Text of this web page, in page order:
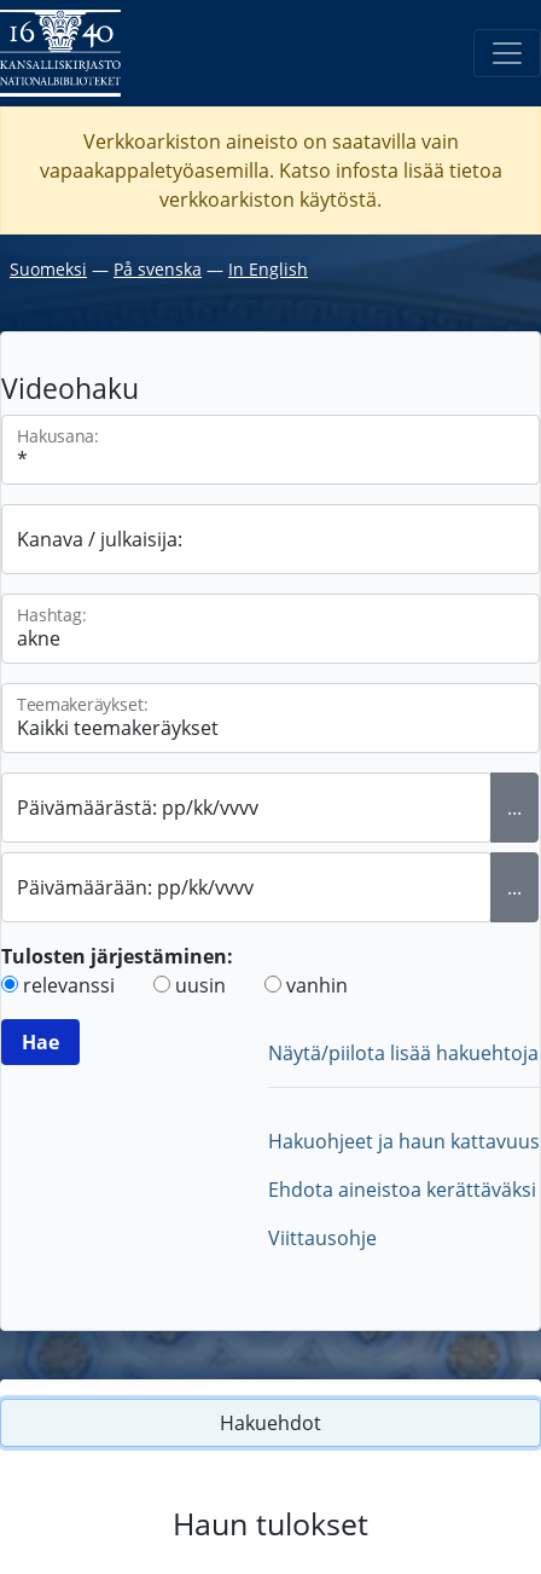
Verkkoarkiston aineisto on saatavilla vain
vapaakappaletyöasemilla. Katso infosta lisää tietoa
verkkoarkiston käytöstä.
Suomeksi ― På svenska ― In English
Videohaku
Hakusana:
Kanava / julkaisija:
Hashtag:
Teemakeräykset:
Päivämäärästä: pp/kk/vvvv ...
Päivämäärään: pp/kk/vvvv ...
Tulosten järjestäminen:
relevanssi
uusin vanhin
Näytä/piilota lisää hakuehtoja
Hakuohjeet ja haun kattavuus
Ehdota aineistoa kerättäväksi
Viittausohje
Hakuehdot
Haun tulokset